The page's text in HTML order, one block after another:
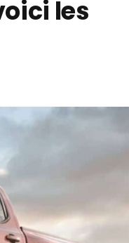
les